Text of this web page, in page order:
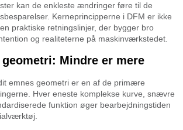
kan de enkleste ændringer føre til de
Kerneprincipperne i DFM er ikke
praktiske retningslinjer, der bygger bro
og realiteterne på maskinværkstedet.
Mindre er mere
emnes geometri er en af de primære
Hver eneste komplekse kurve, snævre
funktion øger bearbejdningstiden